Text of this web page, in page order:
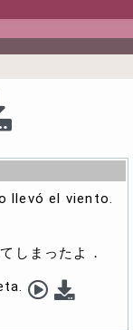
llevó el viento.
しまったよ．